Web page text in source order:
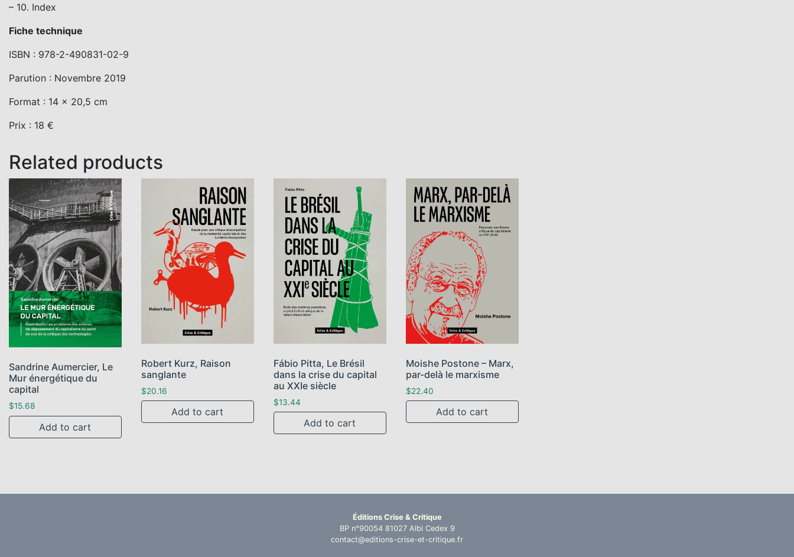
– 10. Index
Fiche technique
ISBN : 978-2-490831-02-9
Parution : Novembre 2019
Format : 14 x 20,5 cm
Prix : 18 €
Related products
Sandrine Aumercier, Le
Mur énergétique du
capital
$15.68
Add to cart
Robert Kurz, Raison
sanglante
$20.16
Add to cart
Fábio Pitta, Le Brésil
dans la crise du capital
au XXIe siècle
$13.44
Add to cart
Moishe Postone – Marx,
par-delà le marxisme
$22.40
Add to cart
Éditions Crise & Critique
BP n°90054 81027 Albi Cedex 9
contact@editions-crise-et-critique.fr